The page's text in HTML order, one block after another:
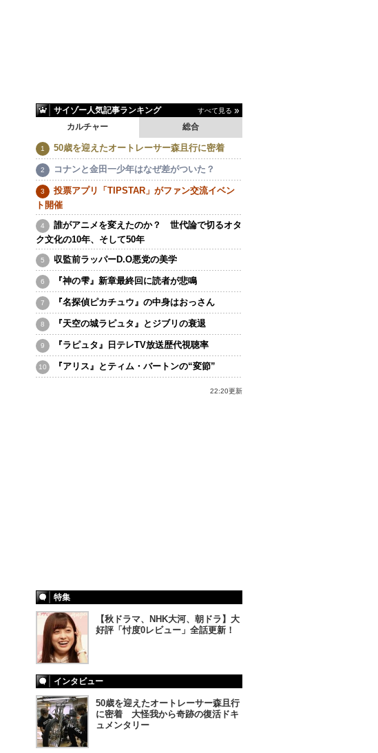
サイゾー人気記事ランキング すべて見る
カルチャー 総合
50歳を迎えたオートレーサー森且行に密着
コナンと金田一少年はなぜ差がついた？
投票アプリ「TIPSTAR」がファン交流イベン
ト開催
誰がアニメを変えたのか？ 世代論で切るオタ
ク文化の10年、そして50年
収監前ラッパーD.O悪党の美学
『神の雫』新章最終回に読者が悲鳴
『名探偵ピカチュウ』の中身はおっさん
『天空の城ラピュタ』とジブリの衰退
『ラピュタ』日テレTV放送歴代視聴率
『アリス』とティム・バートンの“変節”
22:20更新
特集
【秋ドラマ、NHK大河、朝ドラ】大
好評「忖度0レビュー」全話更新！
インタビュー
50歳を迎えたオートレーサー森且行
に密着 大怪我から奇跡の復活ドキ
ュメンタリー